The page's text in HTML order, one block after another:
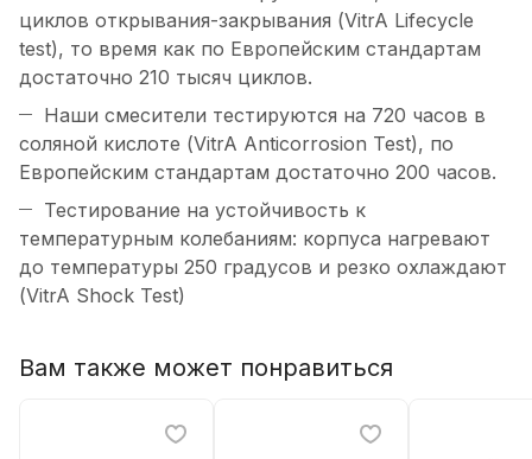
циклов открывания-закрывания (VitrA Lifecycle
test), то время как по Европейским стандартам
достаточно 210 тысяч циклов.
Наши смесители тестируются на 720 часов в
соляной кислоте (VitrA Anticorrosion Test), по
Европейским стандартам достаточно 200 часов.
Тестирование на устойчивость к
температурным колебаниям: корпуса нагревают
до температуры 250 градусов и резко охлаждают
(VitrA Shock Test)
Вам также может понравиться